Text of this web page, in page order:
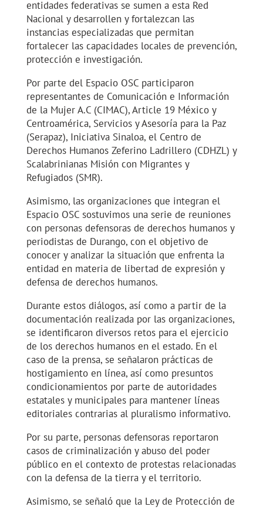
entidades federativas se sumen a esta Red
Nacional y desarrollen y fortalezcan las
instancias especializadas que permitan
fortalecer las capacidades locales de prevención,
protección e investigación.
Por parte del Espacio OSC participaron
representantes de Comunicación e Información
de la Mujer A.C (CIMAC), Article 19 México y
Centroamérica, Servicios y Asesoría para la Paz
(Serapaz), Iniciativa Sinaloa, el Centro de
Derechos Humanos Zeferino Ladrillero (CDHZL) y
Scalabrinianas Misión con Migrantes y
Refugiados (SMR).
Asimismo, las organizaciones que integran el
Espacio OSC sostuvimos una serie de reuniones
con personas defensoras de derechos humanos y
periodistas de Durango, con el objetivo de
conocer y analizar la situación que enfrenta la
entidad en materia de libertad de expresión y
defensa de derechos humanos.
Durante estos diálogos, así como a partir de la
documentación realizada por las organizaciones,
se identificaron diversos retos para el ejercicio
de los derechos humanos en el estado. En el
caso de la prensa, se señalaron prácticas de
hostigamiento en línea, así como presuntos
condicionamientos por parte de autoridades
estatales y municipales para mantener líneas
editoriales contrarias al pluralismo informativo.
Por su parte, personas defensoras reportaron
casos de criminalización y abuso del poder
público en el contexto de protestas relacionadas
con la defensa de la tierra y el territorio.
Asimismo, se señaló que la Ley de Protección de